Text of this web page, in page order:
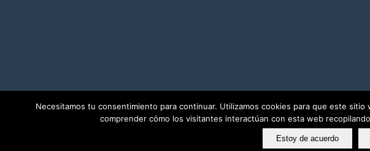
Necesitamos tu consentimiento para continuar. Utilizamos cookies para que este
comprender cómo los visitantes interactúan con esta web
Estoy de acuerdo